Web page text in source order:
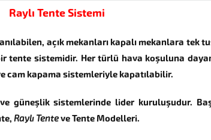
Raylı Tente Sistemi
açık mekanları kapalı mekanlara tek
tente sistemidir. Her türlü hava koşuluna
cam kapama sistemleriyle kapatılabilir.
güneşlik sistemlerinde lider kuruluşudur.
Raylı Tenteve Tente Modelleri.